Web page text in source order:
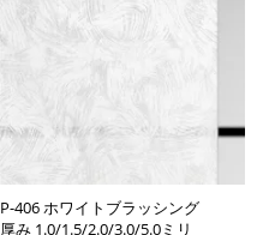
P-406 ホワイトブラッシング
厚み 1.0/1.5/2.0/3.0/5.0ミリ